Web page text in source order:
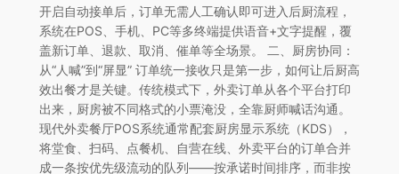
开启自动接单后，订单无需人工确认即可进入后厨流程，
系统在POS、手机、PC等多终端提供语音+文字提醒，覆
盖新订单、退款、取消、催单等全场景。 二、厨房协同：
从“人喊”到“屏显” 订单统一接收只是第一步，如何让后厨高
效出餐才是关键。传统模式下，外卖订单从各个平台打印
出来，厨房被不同格式的小票淹没，全靠厨师喊话沟通。
现代外卖餐厅POS系统通常配套厨房显示系统（KDS），
将堂食、扫码、点餐机、自营在线、外卖平台的订单合并
成一条按优先级流动的队列——按承诺时间排序，而非按